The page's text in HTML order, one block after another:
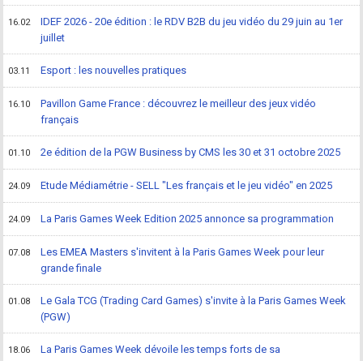
16.02
IDEF 2026 - 20e édition : le RDV B2B du jeu vidéo du 29 juin au 1er
juillet
03.11 Esport : les nouvelles pratiques
16.10
Pavillon Game France : découvrez le meilleur des jeux vidéo
français
01.10 2e édition de la PGW Business by CMS les 30 et 31 octobre 2025
24.09 Etude Médiamétrie - SELL "Les français et le jeu vidéo" en 2025
24.09 La Paris Games Week Edition 2025 annonce sa programmation
07.08
Les EMEA Masters s'invitent à la Paris Games Week pour leur
grande finale
01.08
Le Gala TCG (Trading Card Games) s'invite à la Paris Games Week
(PGW)
18.06
La Paris Games Week dévoile les temps forts de sa